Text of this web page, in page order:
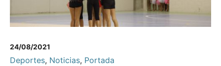
24/08/2021
Deportes, Noticias, Portada